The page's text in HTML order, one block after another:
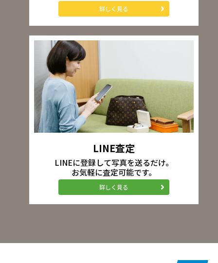
詳しく見る
LINE査定
LINEに登録して写真を送るだけ。
お気軽に査定可能です。
詳しく見る